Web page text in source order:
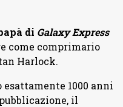
di Galaxy Express
come comprimario
Harlock.
1000 anni
il